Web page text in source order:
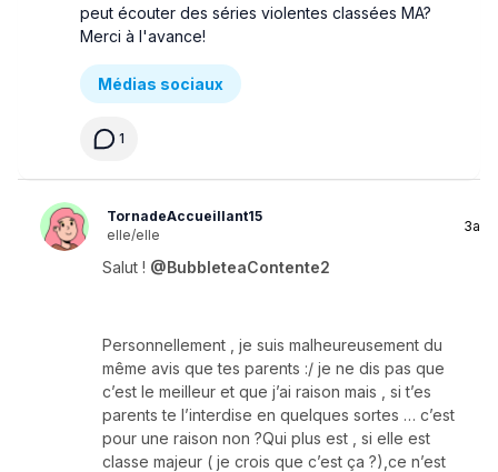
peut écouter des séries violentes classées MA?
Merci à l'avance!
Médias sociaux
1
TornadeAccueillant15
elle/elle
3a
Salut ! @BubbleteaContente2
Personnellement , je suis malheureusement du
même avis que tes parents :/ je ne dis pas que
c’est le meilleur et que j’ai raison mais , si t’es
parents te l’interdise en quelques sortes … c’est
pour une raison non ?Qui plus est , si elle est
classe majeur ( je crois que c’est ça ?),ce n’est